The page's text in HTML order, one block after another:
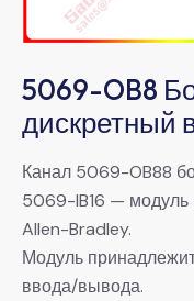
5069-OB8
дискретный
Канал 5069-OB88
5069-IB16 — модуль
Allen-Bradley.
Модуль
ввода/вывода.